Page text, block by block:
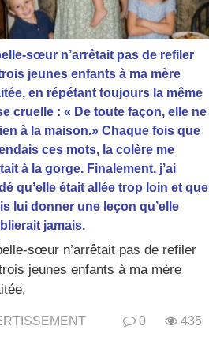
sœur n’arrêtait pas de refiler
jeunes enfants à ma mère
en répétant toujours la même
cruelle : « De toute façon, elle ne
à la maison.» Chaque fois que
ces mots, la colère me
à la gorge. Finalement, j’ai
qu’elle était allée trop loin et que
lui donner une leçon qu’elle
jamais.
sœur n’arrêtait pas de refiler
jeunes enfants à ma mère
0 435